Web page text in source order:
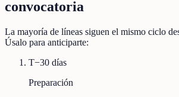
convocatoria
La mayoría de líneas siguen el mismo ciclo
Úsalo para anticiparte:
T−30 días
Preparación